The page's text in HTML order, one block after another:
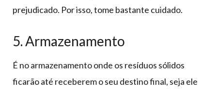
prejudicado. Por isso, tome bastante cuidado.
5. Armazenamento
É no armazenamento onde os resíduos sólidos
ficarão até receberem o seu destino final, seja ele